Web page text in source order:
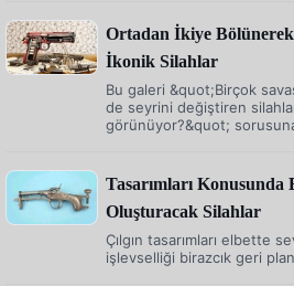
Ortadan İkiye
İkonik Silahlar
Bu galeri &quot;Birçok
de seyrini değiştiren
görünüyor?&quot;
Tasarımları Konusunda
Oluşturacak Silahlar
Çılgın tasarımları elbette
işlevselliği birazcık geri